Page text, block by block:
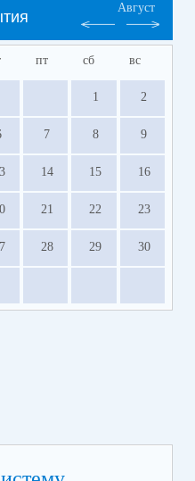
Август
пт сб вс
1 2
7 8 9
14 15 16
21 22 23
28 29 30